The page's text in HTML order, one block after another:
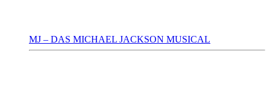
MJ – DAS MICHAEL JACKSON MUSICAL